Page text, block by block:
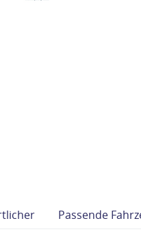
Passende